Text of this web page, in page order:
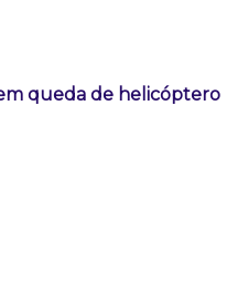
queda de helicóptero